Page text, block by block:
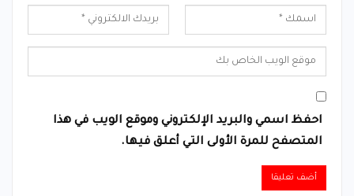
احفظ اسمي والبريد الإلكتروني وموقع الويب في هذا
المتصفح للمرة الأولى التي أعلق فيها.